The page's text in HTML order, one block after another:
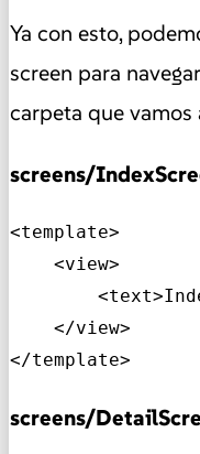
Ya con esto,
screen para
carpeta que
screens/
<template>
<view>
</view>
</template>
screens/